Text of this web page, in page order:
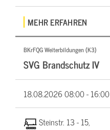
MEHR ERFAHREN
BKrFQG Weiterbildungen (K3)
SVG Brandschutz IV
18.08.202608:00 - 16:00
Steinstr. 13 - 15,